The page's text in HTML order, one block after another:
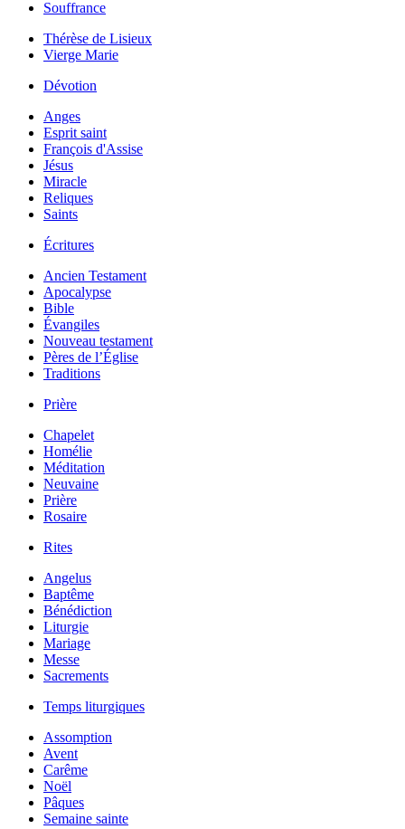
Souffrance
Thérèse de Lisieux
Vierge Marie
Dévotion
Anges
Esprit saint
François d'Assise
Jésus
Miracle
Reliques
Saints
Écritures
Ancien Testament
Apocalypse
Bible
Évangiles
Nouveau testament
Pères de l’Église
Traditions
Prière
Chapelet
Homélie
Méditation
Neuvaine
Prière
Rosaire
Rites
Angelus
Baptême
Bénédiction
Liturgie
Mariage
Messe
Sacrements
Temps liturgiques
Assomption
Avent
Carême
Noël
Pâques
Semaine sainte